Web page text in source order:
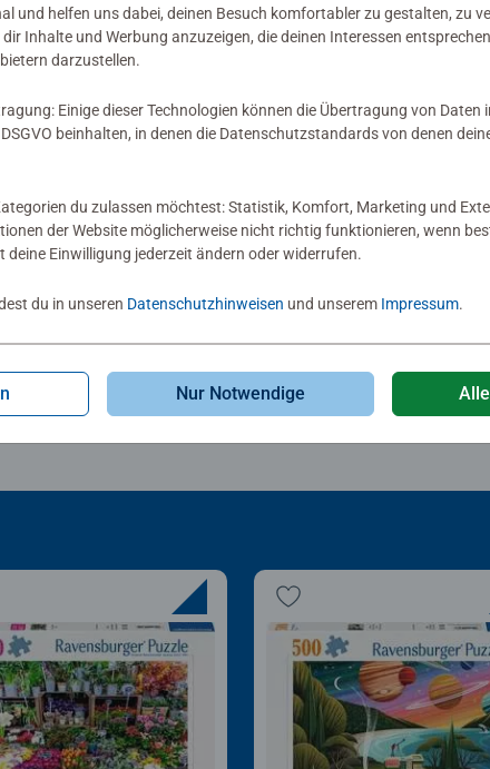
€ 30,00
und helfen uns dabei, deinen Besuch komfortabler zu gestalten, zu
Inhalte und Werbung anzuzeigen, die deinen Interessen
darzustellen.
Einige dieser Technologien können die Übertragung von Daten
beinhalten, in denen die Datenschutzstandards von denen
du zulassen möchtest: Statistik, Komfort, Marketing und
der Website möglicherweise nicht richtig funktionieren, wenn
deine Einwilligung jederzeit ändern oder widerrufen.
du in unseren Datenschutzhinweisen und unserem Impressum.
Nur Notwendige